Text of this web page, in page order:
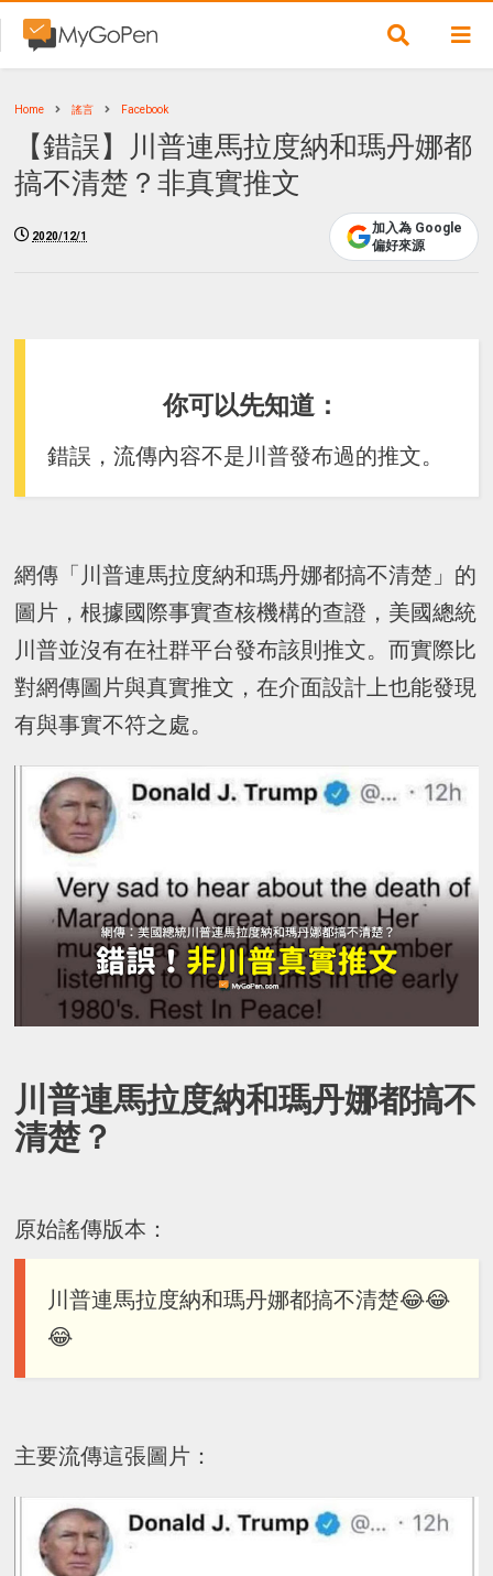
Home 謠言 Facebook
【錯誤】川普連馬拉度納和瑪丹娜都
搞不清楚？非真實推文
2020/12/1
加入為 Google
偏好來源
你可以先知道：
錯誤，流傳內容不是川普發布過的推文。
網傳「川普連馬拉度納和瑪丹娜都搞不清楚」的
圖片，根據國際事實查核機構的查證，美國總統
川普並沒有在社群平台發布該則推文。而實際比
對網傳圖片與真實推文，在介面設計上也能發現
有與事實不符之處。
川普連馬拉度納和瑪丹娜都搞不
清楚？
原始謠傳版本：
川普連馬拉度納和瑪丹娜都搞不清楚😂😂
😂
主要流傳這張圖片：